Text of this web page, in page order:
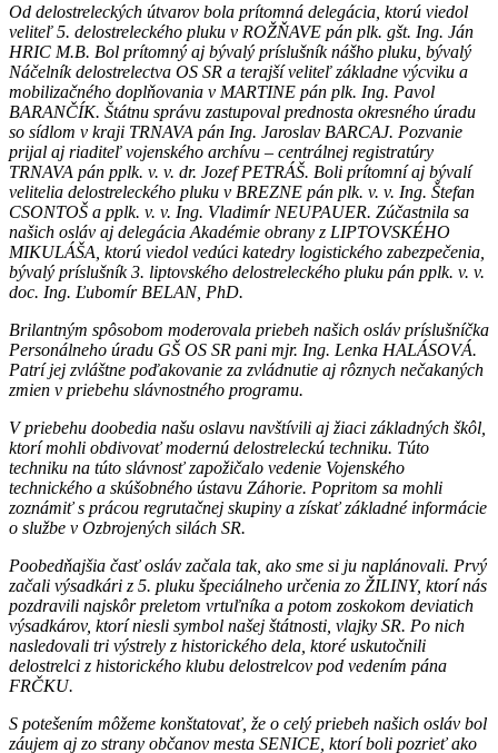
Od delostreleckých útvarov bola prítomná delegácia, ktorú viedol
veliteľ 5. delostreleckého pluku v ROŽŇAVE pán plk. gšt. Ing. Ján
HRIC M.B. Bol prítomný aj bývalý príslušník nášho pluku, bývalý
Náčelník delostrelectva OS SR a terajší veliteľ základne výcviku a
mobilizačného doplňovania v MARTINE pán plk. Ing. Pavol
BARANČÍK. Štátnu správu zastupoval prednosta okresného úradu
so sídlom v kraji TRNAVA pán Ing. Jaroslav BARCAJ. Pozvanie
prijal aj riaditeľ vojenského archívu – centrálnej registratúry
TRNAVA pán pplk. v. v. dr. Jozef PETRÁŠ. Boli prítomní aj bývalí
velitelia delostreleckého pluku v BREZNE pán plk. v. v. Ing. Štefan
CSONTOŠ a pplk. v. v. Ing. Vladimír NEUPAUER. Zúčastnila sa
našich osláv aj delegácia Akadémie obrany z LIPTOVSKÉHO
MIKULÁŠA, ktorú viedol vedúci katedry logistického zabezpečenia,
bývalý príslušník 3. liptovského delostreleckého pluku pán pplk. v. v.
doc. Ing. Ľubomír BELAN, PhD.
Brilantným spôsobom moderovala priebeh našich osláv príslušníčka
Personálneho úradu GŠ OS SR pani mjr. Ing. Lenka HALÁSOVÁ.
Patrí jej zvláštne poďakovanie za zvládnutie aj rôznych nečakaných
zmien v priebehu slávnostného programu.
V priebehu doobedia našu oslavu navštívili aj žiaci základných škôl,
ktorí mohli obdivovať modernú delostreleckú techniku. Túto
techniku na túto slávnosť zapožičalo vedenie Vojenského
technického a skúšobného ústavu Záhorie. Popritom sa mohli
zoznámiť s prácou regrutačnej skupiny a získať základné informácie
o službe v Ozbrojených silách SR.
Poobedňajšia časť osláv začala tak, ako sme si ju naplánovali. Prvý
začali výsadkári z 5. pluku špeciálneho určenia zo ŽILINY, ktorí nás
pozdravili najskôr preletom vrtuľníka a potom zoskokom deviatich
výsadkárov, ktorí niesli symbol našej štátnosti, vlajky SR. Po nich
nasledovali tri výstrely z historického dela, ktoré uskutočnili
delostrelci z historického klubu delostrelcov pod vedením pána
FRČKU.
S potešením môžeme konštatovať, že o celý priebeh našich osláv bol
záujem aj zo strany občanov mesta SENICE, ktorí boli pozrieť ako